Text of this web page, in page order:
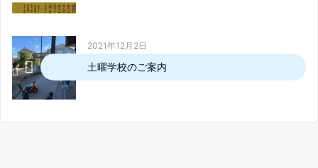
2021年12月2日
土曜学校のご案内